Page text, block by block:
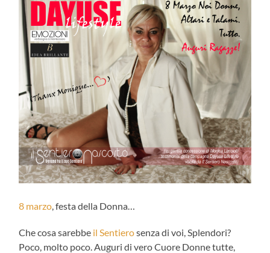
8 marzo, festa della Donna…
Che cosa sarebbe il Sentierosenza di voi, Splendori?
Poco, molto poco. Auguri di vero Cuore Donne tutte,